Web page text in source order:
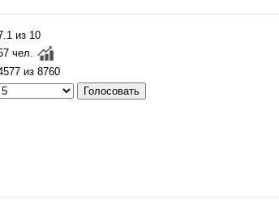
из 10
чел.
из 8760